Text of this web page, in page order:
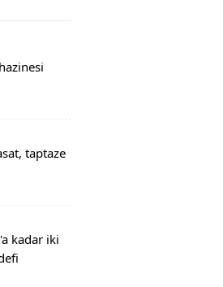
taptaze
kadar iki